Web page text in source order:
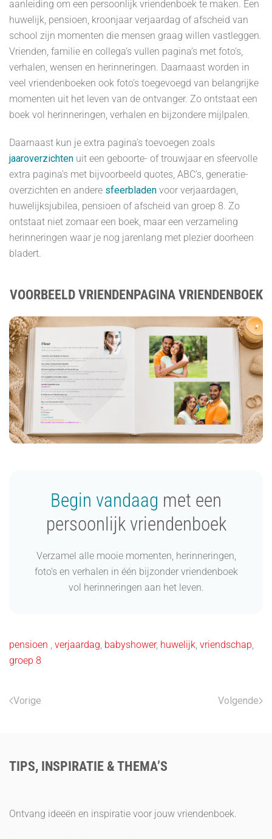
aanleiding om een persoonlijk vriendenboek te maken. Een
huwelijk, pensioen, kroonjaar verjaardag of afscheid van
school zijn momenten die mensen graag willen vastleggen.
Vrienden, familie en collega’s vullen pagina’s met foto’s,
verhalen, wensen en herinneringen. Daarnaast worden in
veel vriendenboeken ook foto’s toegevoegd van belangrijke
momenten uit het leven van de ontvanger. Zo ontstaat een
boek vol herinneringen, verhalen en bijzondere mijlpalen.
Daarnaast kun je extra pagina’s toevoegen zoals
jaaroverzichten uit een geboorte- of trouwjaar en sfeervolle
extra pagina’s met bijvoorbeeld quotes, ABC’s, generatie-
overzichten en andere sfeerbladen voor verjaardagen,
huwelijksjubilea, pensioen of afscheid van groep 8. Zo
ontstaat niet zomaar een boek, maar een verzameling
herinneringen waar je nog jarenlang met plezier doorheen
bladert.
VOORBEELD VRIENDENPAGINA VRIENDENBOEK
Begin vandaag met een
persoonlijk vriendenboek
Verzamel alle mooie momenten, herinneringen,
foto’s en verhalen in één bijzonder vriendenboek
vol herinneringen aan het leven.
pensioen , verjaardag, babyshower, huwelijk, vriendschap,
groep 8
Vorige Volgende
TIPS, INSPIRATIE & THEMA’S
Ontvang ideeën en inspiratie voor jouw vriendenboek.